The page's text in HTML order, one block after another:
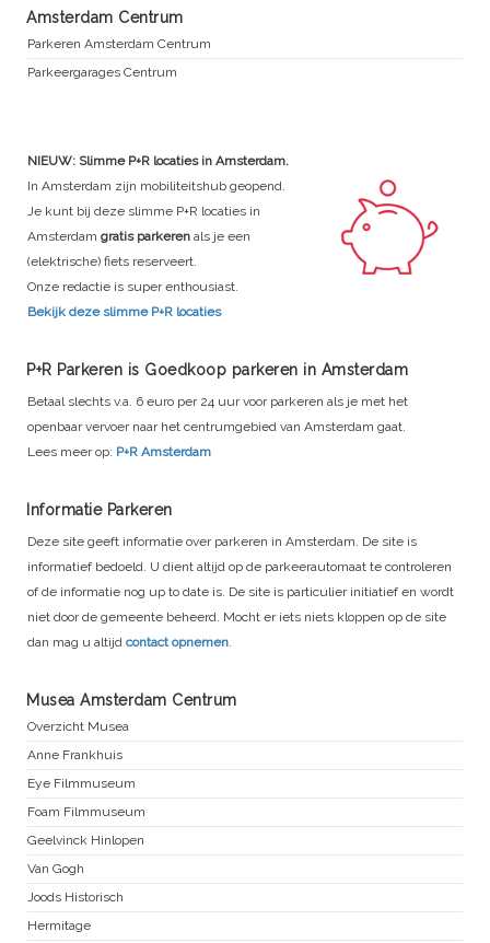
Amsterdam Centrum
Parkeren Amsterdam Centrum
Parkeergarages Centrum
NIEUW: Slimme P+R locaties in Amsterdam.
In Amsterdam zijn mobiliteitshub geopend.
Je kunt bij deze slimme P+R locaties in
Amsterdam gratis parkeren als je een
(elektrische) fiets reserveert.
Onze redactie is super enthousiast.
Bekijk deze slimme P+R locaties
P+R Parkeren is Goedkoop parkeren in Amsterdam
Betaal slechts v.a. 6 euro per 24 uur voor parkeren als je met het
openbaar vervoer naar het centrumgebied van Amsterdam gaat.
Lees meer op: P+R Amsterdam
Informatie Parkeren
Deze site geeft informatie over parkeren in Amsterdam. De site is
informatief bedoeld. U dient altijd op de parkeerautomaat te controleren
of de informatie nog up to date is. De site is particulier initiatief en wordt
niet door de gemeente beheerd. Mocht er iets niets kloppen op de site
dan mag u altijd contact opnemen.
Musea Amsterdam Centrum
Overzicht Musea
Anne Frankhuis
Eye Filmmuseum
Foam Filmmuseum
Geelvinck Hinlopen
Van Gogh
Joods Historisch
Hermitage